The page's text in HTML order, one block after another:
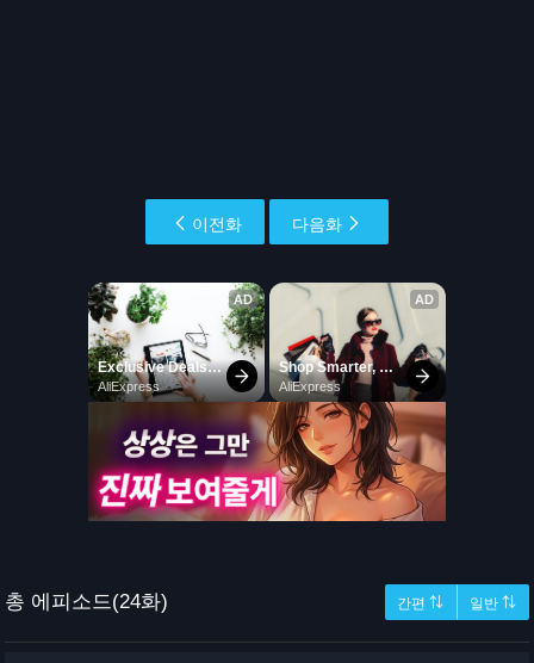
이전화 다음화
총 에피소드(24화) 간편 ⇅ 일반 ⇅